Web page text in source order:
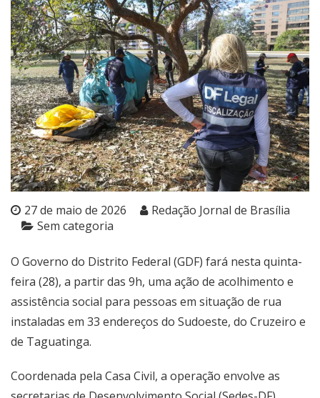
27 de maio de 2026
Redação Jornal de Brasília
Sem categoria
O Governo do Distrito Federal (GDF) fará nesta quinta-
feira (28), a partir das 9h, uma ação de acolhimento e
assistência social para pessoas em situação de rua
instaladas em 33 endereços do Sudoeste, do Cruzeiro e
de Taguatinga.
Coordenada pela Casa Civil, a operação envolve as